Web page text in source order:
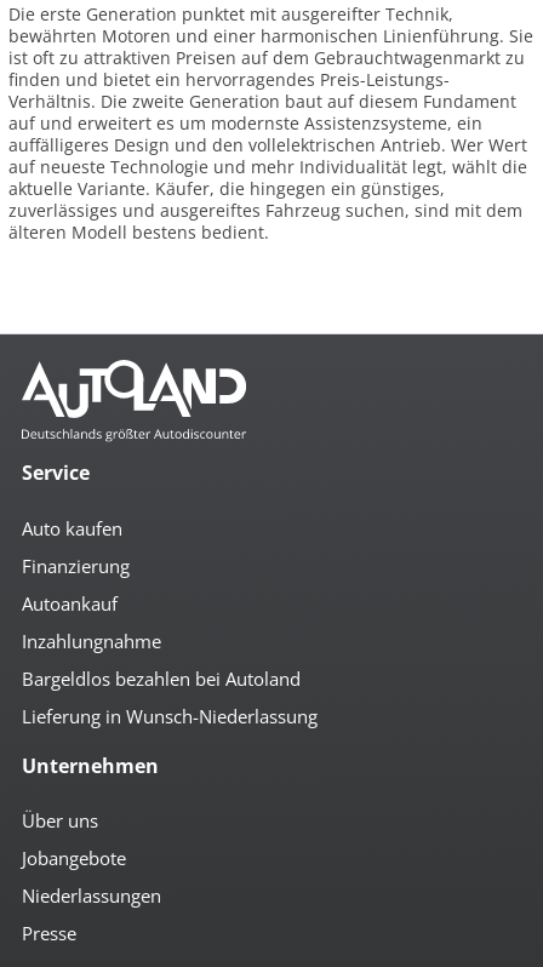
Die erste Generation punktet mit ausgereifter Technik,
bewährten Motoren und einer harmonischen Linienführung. Sie
ist oft zu attraktiven Preisen auf dem Gebrauchtwagenmarkt zu
finden und bietet ein hervorragendes Preis-Leistungs-
Verhältnis. Die zweite Generation baut auf diesem Fundament
auf und erweitert es um modernste Assistenzsysteme, ein
auffälligeres Design und den vollelektrischen Antrieb. Wer Wert
auf neueste Technologie und mehr Individualität legt, wählt die
aktuelle Variante. Käufer, die hingegen ein günstiges,
zuverlässiges und ausgereiftes Fahrzeug suchen, sind mit dem
älteren Modell bestens bedient.
Service
Auto kaufen
Finanzierung
Autoankauf
Inzahlungnahme
Bargeldlos bezahlen bei Autoland
Lieferung in Wunsch-Niederlassung
Unternehmen
Über uns
Jobangebote
Niederlassungen
Presse